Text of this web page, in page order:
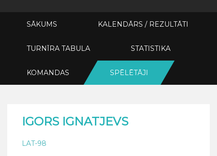
SĀKUMS KALENDĀRS / REZULTĀTI
TURNĪRA TABULA STATISTIKA
KOMANDAS SPĒLĒTĀJI
IGORS IGNATJEVS
LAT-98